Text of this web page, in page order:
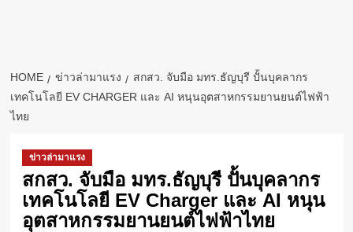
HOME ข่าวล่ามาแรง
สกสว. จับมือ มทร.ธัญบุรี ปั้นบุคลากร
เทคโนโลยี EV CHARGER และ AI หนุนอุตสาหกรรมยานยนต์ไฟฟ้า
ไทย
ข่าวล่ามาแรง
สกสว. จับมือ มทร.ธัญบุรี ปั้นบุคลากร
เทคโนโลยี EV Charger และ AI หนุน
อุตสาหกรรมยานยนต์ไฟฟ้าไทย